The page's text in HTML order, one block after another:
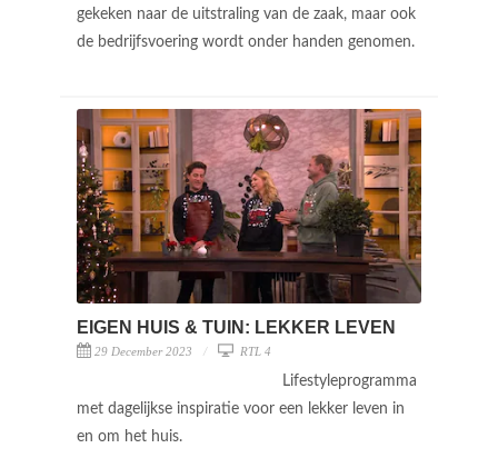
gekeken naar de uitstraling van de zaak, maar ook
de bedrijfsvoering wordt onder handen genomen.
EIGEN HUIS & TUIN: LEKKER LEVEN
29 December 2023 RTL 4
Lifestyleprogramma
met dagelijkse inspiratie voor een lekker leven in
en om het huis.